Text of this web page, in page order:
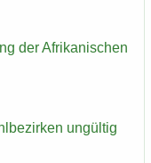
der Afri­ka­ni­schen
un­gül­tig